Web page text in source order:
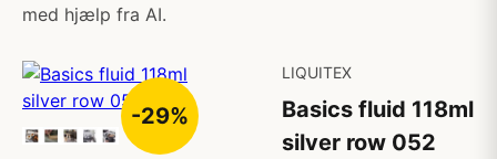
med hjælp fra AI.
-29%
LIQUITEX
Basics fluid 118ml
silver row 052